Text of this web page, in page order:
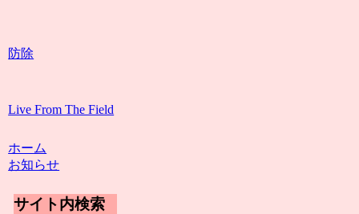
防除
Live From The Field
ホーム
お知らせ
サイト内検索